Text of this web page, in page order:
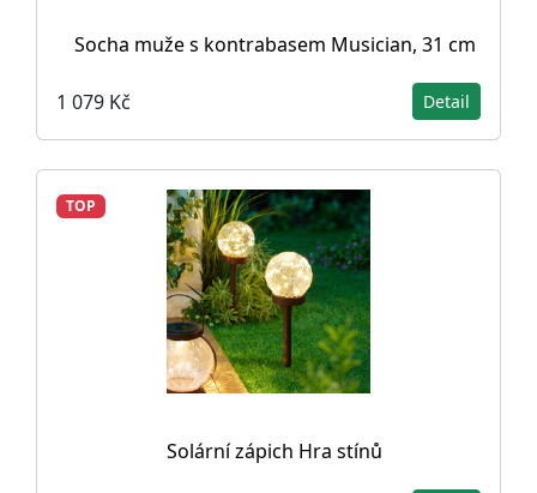
Socha muže s kontrabasem Musician, 31 cm
1 079 Kč Detail
TOP
Solární zápich Hra stínů